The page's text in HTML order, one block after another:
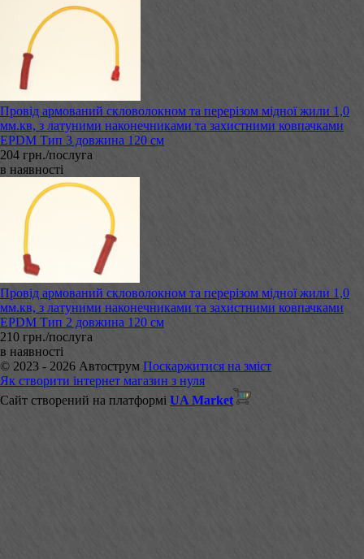
Провід армований скловолокном та перерізом мідної жили 1,0
мм.кв, з латуними наконечниками та захистними ковпачками
EPDM Тип 3 довжина 120 см
204 грн./послуга
в наявності
Провід армований скловолокном та перерізом мідної жили 1,0
мм.кв, з латуними наконечниками та захистними ковпачками
EPDM Тип 2 довжина 120 см
210 грн./послуга
в наявності
© 2023 - 2026 Автострум Поскаржитися на зміст
Як створити інтернет магазин з нуля
Сайт створений на платформі UA Market